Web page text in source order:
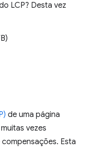
LCP? Desta vez
de uma página
vezes
Esta